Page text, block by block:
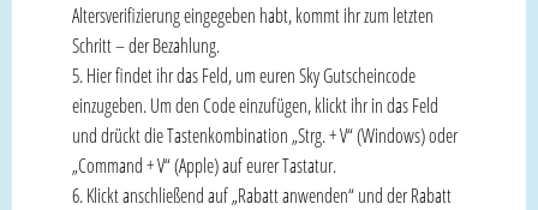
Altersverifizierung eingegeben habt, kommt ihr zum letzten
Schritt – der Bezahlung.
Hier findet ihr das Feld, um euren Sky Gutscheincode
einzugeben. Um den Code einzufügen, klickt ihr in das Feld
und drückt die Tastenkombination „Strg. + V“ (Windows) oder
„Command + V“ (Apple) auf eurer Tastatur.
Klickt anschließend auf „Rabatt anwenden“ und der Rabatt